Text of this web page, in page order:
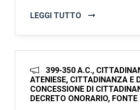
LEGGI TUTTO
399-350 A.C.,
ATENIESE, CITTADINANZA E
CONCESSIONE DI
DECRETO ONORARIO,